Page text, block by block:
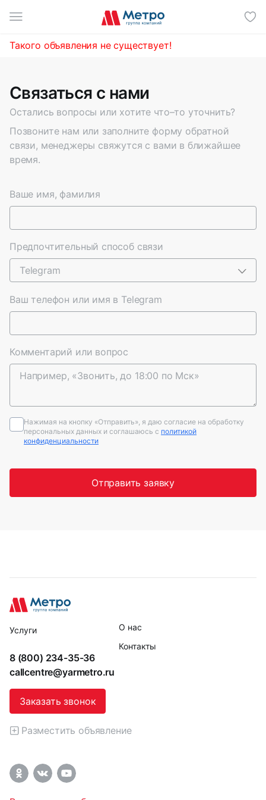
Такого объявления не существует!
Связаться с нами
Остались вопросы или хотите что–то уточнить?
Позвоните нам или заполните форму обратной
связи, менеджеры свяжутся с вами в ближайшее
время.
Ваше имя, фамилия
Telegram
Предпочтительный способ связи
Ваш телефон или имя в Telegram
Комментарий или вопрос
Нажимая на кнопку «Отправить», я даю согласие на обработку
персональных данных и соглашаюсь c политикой
конфиденциальности
Отправить заявку
Услуги
О нас
Контакты
8 (800) 234-35-36
callcentre@yarmetro.ru
Заказать звонок
Разместить объявление